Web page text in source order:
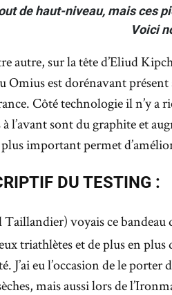
de haut-niveau, mais ces
Voici
autre, sur la tête d’Eliud
Omius est dorénavant
Côté technologie il n’y
l’avant sont du graphite et
important permet
DU TESTING :
Taillandier) voyais ce bandeau
triathlètes et de plus en
J’ai eu l’occasion de le
mais aussi lors de